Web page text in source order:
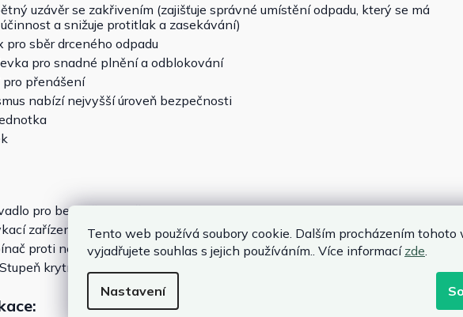
Tento web používá soubory cookie. Dalším procházením tohoto
vyjadřujete souhlas s jejich používáním.. Více informací zde
Nastavení
uzávěr se zakřivením (zajišťuje správné umístění odpadu, který se má
a snižuje protitlak a zasekávání)
pro sběr drceného odpadu
pro snadné plnění a odblokování
přenášení
nabízí nejvyšší úroveň bezpečnosti
pro bezpečné plnění
zařízení
proti neúmyslnému restartu po výpadku proudu
krytí IP24